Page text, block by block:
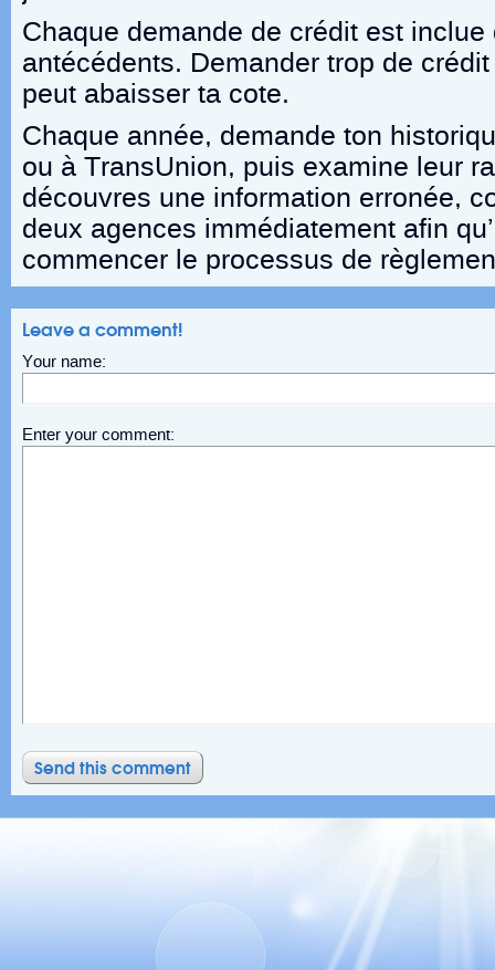
Chaque demande de crédit est inclue
antécédents. Demander trop de
peut abaisser ta cote.
Chaque année, demande ton
ou à TransUnion, puis examine leur
découvres une information erronée,
deux agences immédiatement afin
commencer le processus de
Leave a comment!
Your name:
Enter your comment: